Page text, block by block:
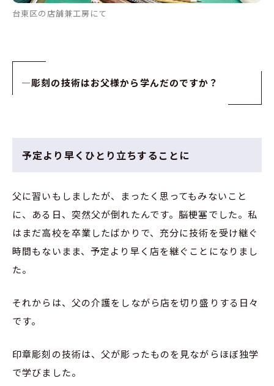
台東区の店舗兼工房にて
—彫刻の技術はお父様から学んだのですか？
予定より早くひとり立ちすることに
父に習いもしましたが、まったく思ってもみないこと
に、ある日、突然父が倒れたんです。脳梗塞でした。私
はまだ高校を卒業したばかりで、充分に技術を受け継ぐ
時間もないまま、予定より早く店を継ぐことになりまし
た。
それからは、父の介護をしながら店を切り盛りする日々
です。
印章彫刻の技術は、父が彫ったものを見ながらほぼ独学
で学びました。